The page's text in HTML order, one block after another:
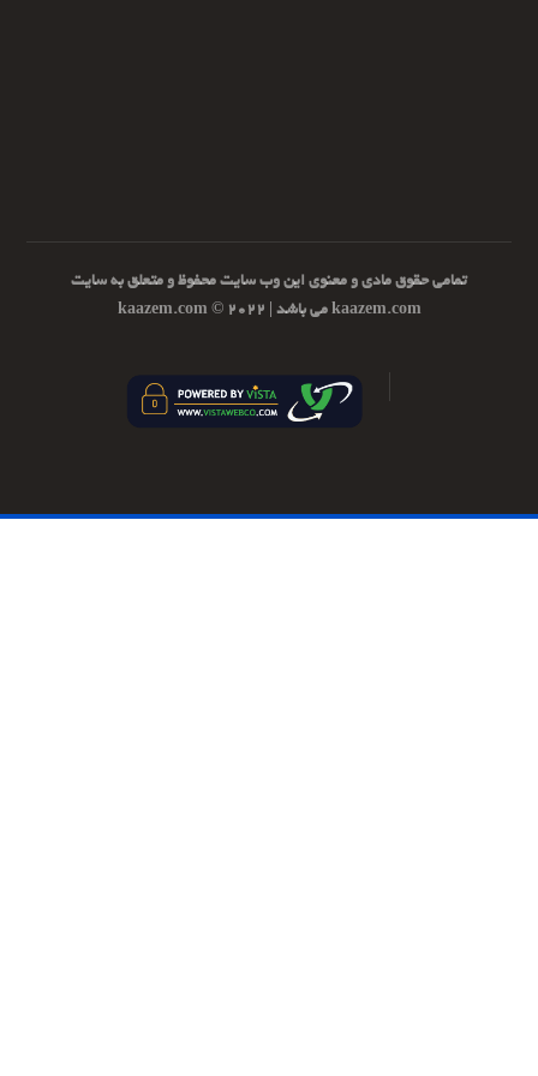
تمامی حقوق مادی و معنوی این وب سایت محفوظ و متعلق به سایت
kaazem.com می باشد | ۲۰۲۲ © kaazem.com